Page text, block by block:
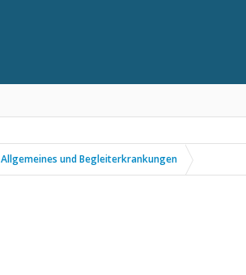
Allgemeines und Begleiterkrankungen